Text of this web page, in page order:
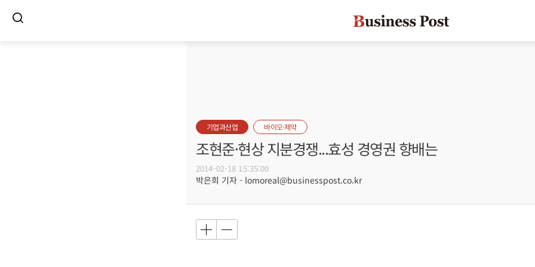
기업과산업 바이오·제약
조현준·현상 지분경쟁...효성 경영권 향배는
2014-02-18 15:35:00
박은희 기자 - lomoreal@businesspost.co.kr